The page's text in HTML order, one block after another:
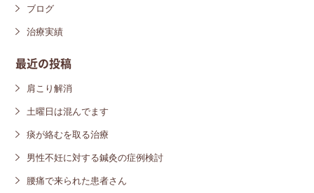
ブログ
治療実績
最近の投稿
肩こり解消
土曜日は混んでます
痰が絡むを取る治療
男性不妊に対する鍼灸の症例検討
腰痛で来られた患者さん